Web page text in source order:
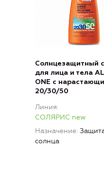
Солнцезащитный
для лица и тела
ONE с
20/30/50
Линия
СОЛЯРИС new
Назначение
солнца